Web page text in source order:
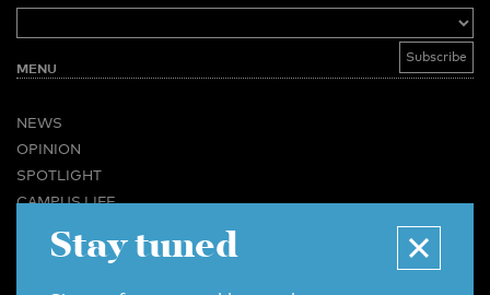
MENU
NEWS
OPINION
SPOTLIGHT
CAMPUS LIFE
Stay tuned